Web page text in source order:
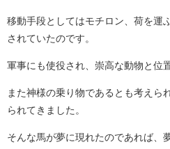
移動手段としてはモチロン、荷を運
されていたのです。
軍事にも使役され、崇高な動物と位
また神様の乗り物であるとも考えら
られてきました。
そんな馬が夢に現れたのであれば、